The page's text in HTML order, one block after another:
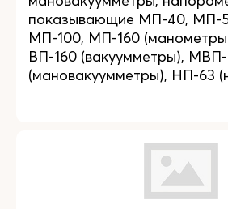
показывающие МП-40, МП-
МП-100, МП-160
ВП-160 (вакуумметры),
(мановакуумметры), НП-63